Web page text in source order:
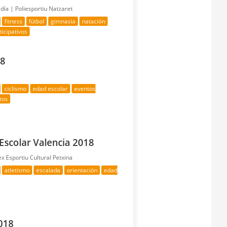
| Poliesportiu Natzaret
fitness fútbol gimnasia
natación
ciclismo edad escolar
eventos
Valencia 2018
Esportiu Cultural Petxina
atletismo escalada orientación
edad